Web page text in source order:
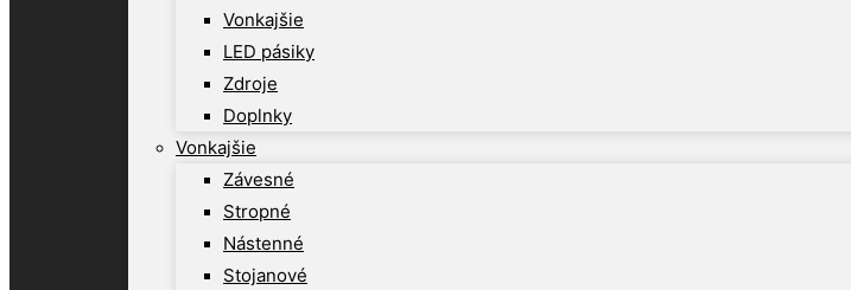
Vonkajšie
LED pásiky
Zdroje
Doplnky
Vonkajšie
Závesné
Stropné
Nástenné
Stojanové